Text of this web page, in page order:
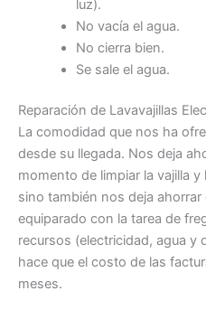
luz).
No vacía el agua.
No cierra bien.
Se sale el agua.
Reparación de Lavavajillas
La comodidad que nos ha
desde su llegada. Nos deja
momento de limpiar la vajilla
sino también nos deja
equiparado con la tarea de
recursos (electricidad, agua y
hace que el costo de las
meses.